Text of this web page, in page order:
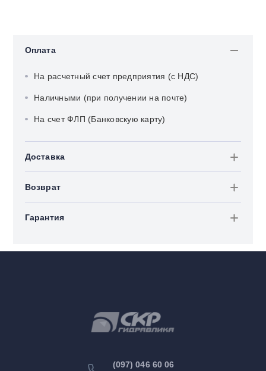
Оплата
На расчетный счет предприятия (с НДС)
Наличными (при получении на почте)
На счет ФЛП (Банковскую карту)
Доставка
Возврат
Гарантия
(097) 046 60 06